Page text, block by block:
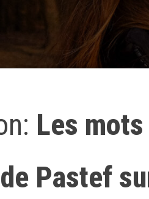
Les
Pastef